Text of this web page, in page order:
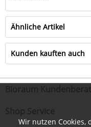
Ähnliche Artikel
Kunden kauften auch
Wir nutzen